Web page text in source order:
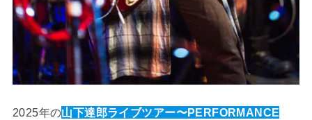
2025年の山下達郎ライブツアー〜PERFORMANCE